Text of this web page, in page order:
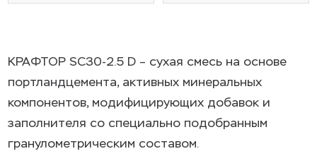
КРАФТОР SC30-2.5 D – сухая смесь на основе
портландцемента, активных минеральных
компонентов, модифицирующих добавок и
заполнителя со специально подобранным
гранулометрическим составом.